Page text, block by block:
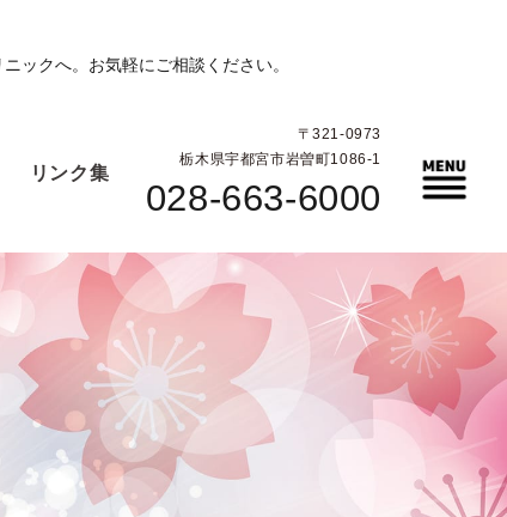
ックへ。お気軽にご相談ください。
リンク集
〒321-0973
栃木県宇都宮市岩曽町1086-1
028-663-6000